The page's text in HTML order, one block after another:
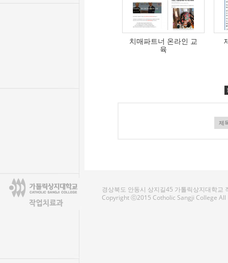
치매파트너 온라인 교
육
경상북도 안동시 상지길45 가톨릭상지대학교
Copyright ⓒ2015 Cotholic Sangji College